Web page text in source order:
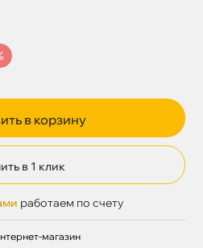
в корзину
в 1 клик
работаем по счету
магазин